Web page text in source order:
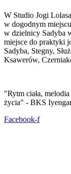
W Studio Jogi
w dogodnym
w dzielnicy Sadyba
miejsce do praktyki
Sadyba, Stegny,
Ksawerów,
"Rytm ciała,
życia" - BKS
Facebook-f